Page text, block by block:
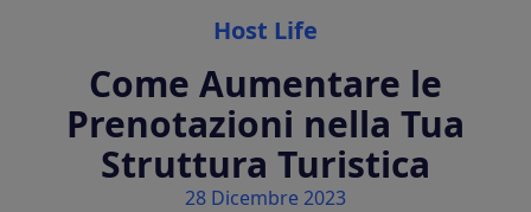
Host Life
Come Aumentare le
Prenotazioni nella Tua
Struttura Turistica
28 Dicembre 2023